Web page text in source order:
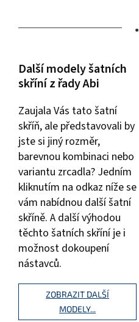
•
Další modely šatních
skříní z řady Abi
Zaujala Vás tato šatní
skříň, ale představovali by
jste si jiný rozměr,
barevnou kombinaci nebo
variantu zrcadla? Jedním
kliknutím na odkaz níže se
vám nabídnou další šatní
skříně. A další výhodou
těchto šatních skříní je i
možnost dokoupení
nástavců.
ZOBRAZIT DALŠÍ
MODELY...